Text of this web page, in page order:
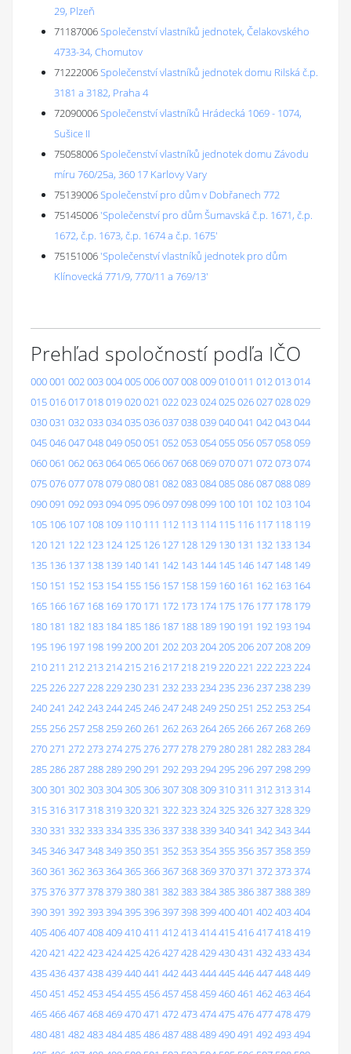
29, Plzeň
71187006Společenství vlastníků jednotek, Čelakovského
4733-34, Chomutov
71222006Společenství vlastníků jednotek domu Rilská č.p.
3181 a 3182, Praha 4
72090006Společenství vlastníků Hrádecká 1069 - 1074,
Sušice II
75058006Společenství vlastníků jednotek domu Závodu
míru 760/25a, 360 17 Karlovy Vary
75139006Společenství pro dům v Dobřanech 772
75145006'Společenství pro dům Šumavská č.p. 1671, č.p.
1672, č.p. 1673, č.p. 1674 a č.p. 1675'
75151006'Společenství vlastníků jednotek pro dům
Klínovecká 771/9, 770/11 a 769/13'
Prehľad spoločností podľa IČO
000001 002003004005006007008009010011 012013014
015016017018019020021 022023024025026027028029
030031 032033034035036037038039040041 042043044
045046047048049050051 052053054055056057058059
060061 062063064065066067068069070071 072073074
075076077078079080081 082083084085086087088089
090091 092093094095096097098099 100 101 102 103 104
105 106 107 108 109 110 111 112 113 114 115 116 117 118 119
120 121 122 123 124 125 126 127 128 129 130 131 132 133 134
135 136 137 138 139 140 141 142 143 144 145 146 147 148 149
150 151 152 153 154 155 156 157 158 159 160 161 162 163 164
165 166 167 168 169 170 171 172 173 174 175 176 177 178 179
180 181 182 183 184 185 186 187 188 189 190 191 192 193 194
195 196 197 198 199200201 202203204205206207208209
210211 212213214215216217218219220221 222223224
225226227228229230231 232233234235236237238239
240241 242243244245246247248249250251 252253254
255256257258259260261 262263264265266267268269
270271 272273274275276277278279280281 282283284
285286287288289290291 292293294295296297298299
300301 302303304305306307308309310311 312313314
315316317318319320321 322323324325326327328329
330331 332333334335336337338339340341 342343344
345346347348349350351 352353354355356357358359
360361 362363364365366367368369370371 372373374
375376377378379380381 382383384385386387388389
390391 392393394395396397398399400401 402403404
405406407408409410411 412413414415416417418419
420421 422423424425426427428429430431 432433434
435436437438439440441 442443444445446447448449
450451 452453454455456457458459460461 462463464
465466467468469470471 472473474475476477478479
480481 482483484485486487488489490491 492493494